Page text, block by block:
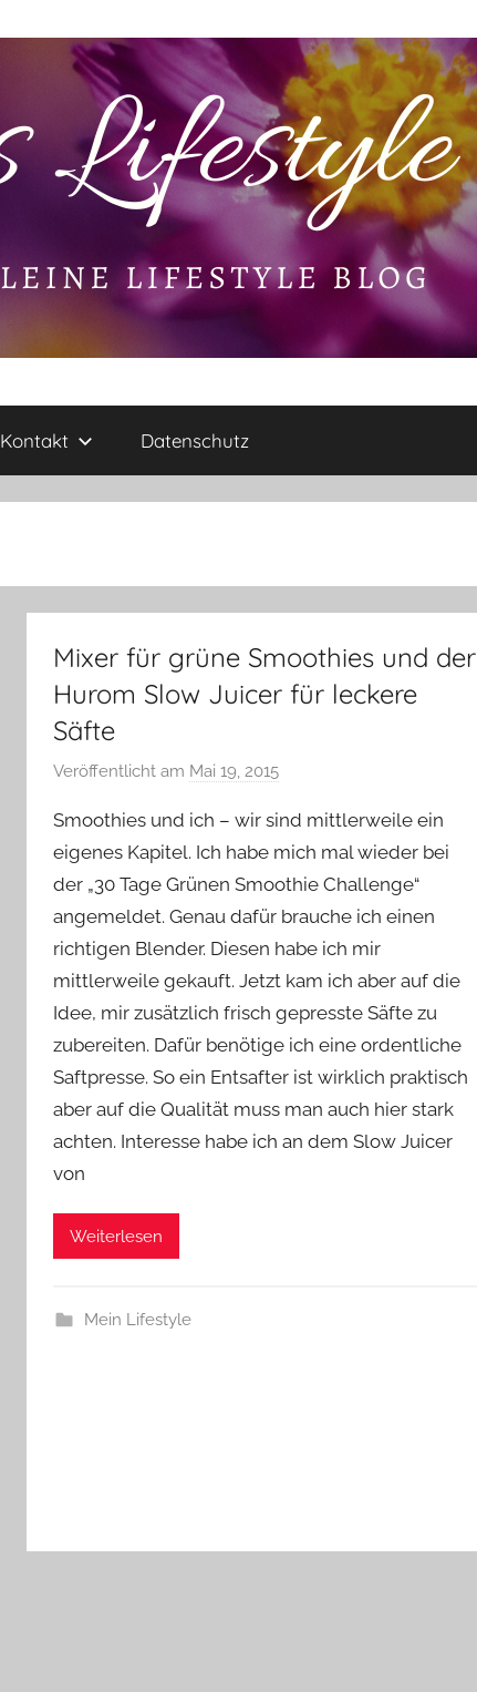
Kontakt Datenschutz
Mixer für grüne Smoothies und der
Hurom Slow Juicer für leckere
Säfte
Veröffentlicht am Mai 19, 2015
n
Y
v
o
n
n
Smoothies und ich – wir sind mittlerweile ein
eigenes Kapitel. Ich habe mich mal wieder bei
der „30 Tage Grünen Smoothie Challenge“
angemeldet. Genau dafür brauche ich einen
richtigen Blender. Diesen habe ich mir
mittlerweile gekauft. Jetzt kam ich aber auf die
Idee, mir zusätzlich frisch gepresste Säfte zu
zubereiten. Dafür benötige ich eine ordentliche
Saftpresse. So ein Entsafter ist wirklich praktisch
aber auf die Qualität muss man auch hier stark
achten. Interesse habe ich an dem Slow Juicer
von
Weiterlesen
Mein Lifestyle